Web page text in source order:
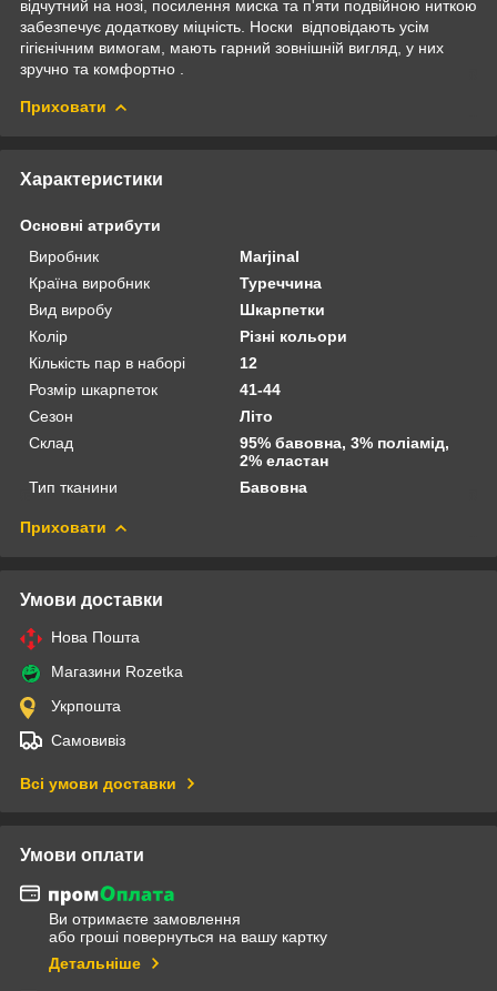
відчутний на нозі, посилення миска та п'яти подвійною ниткою
забезпечує додаткову міцність. Носки відповідають усім
гігієнічним вимогам, мають гарний зовнішній вигляд, у них
зручно та комфортно .
Приховати
Характеристики
Основні атрибути
Виробник
Marjinal
Країна виробник
Туреччина
Вид виробу
Шкарпетки
Колір
Різні кольори
Кількість пар в наборі
12
Розмір шкарпеток
41-44
Сезон
Літо
Склад
95% бавовна, 3% поліамід,
2% еластан
Тип тканини
Бавовна
Приховати
Умови доставки
Нова Пошта
Магазини Rozetka
Укрпошта
Самовивіз
Всі умови доставки
Умови оплати
Ви отримаєте замовлення
або гроші повернуться на вашу картку
Детальніше